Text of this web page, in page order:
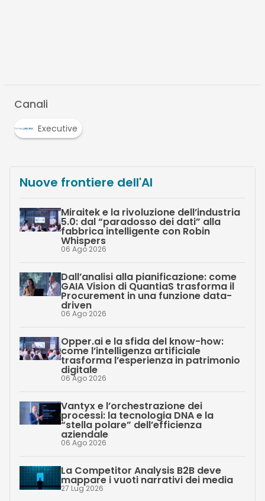
Canali
Executive
Nuove frontiere dell'AI
Miraitek e la rivoluzione dell’industria
5.0: dal “paradosso dei dati” alla
fabbrica intelligente con Robin
Whispers
06 Ago 2026
Dall’analisi alla pianificazione: come
GAIA Vision di QuantiaS trasforma il
Procurement in una funzione data-
driven
06 Ago 2026
Opper.ai e la sfida del know-how:
come l’intelligenza artificiale
trasforma l’esperienza in patrimonio
digitale
06 Ago 2026
Vantyx e l’orchestrazione dei
processi: la tecnologia DNA e la
“stella polare” dell’efficienza
aziendale
06 Ago 2026
La Competitor Analysis B2B deve
mappare i vuoti narrativi dei media
27 Lug 2026